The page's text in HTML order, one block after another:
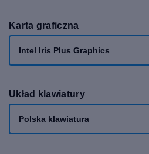
Karta graficzna
Intel Iris Plus Graphics
Układ klawiatury
Polska klawiatura